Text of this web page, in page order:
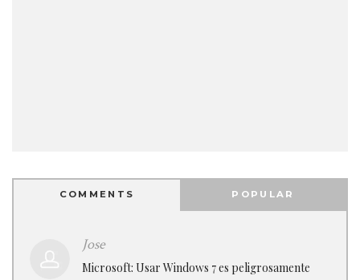
COMMENTS POPULAR
Jose
Microsoft: Usar Windows 7 es peligrosamente